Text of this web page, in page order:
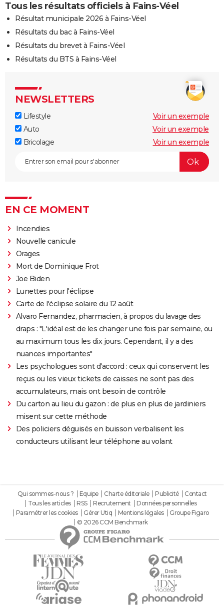
Tous les résultats officiels à Fains-Véel
Résultat municipale 2026 à Fains-Véel
Résultats du bac à Fains-Véel
Résultats du brevet à Fains-Véel
Résultats du BTS à Fains-Véel
NEWSLETTERS
Lifestyle
Voir un exemple
Auto
Voir un exemple
Bricolage
Voir un exemple
EN CE MOMENT
Incendies
Nouvelle canicule
Orages
Mort de Dominique Frot
Joe Biden
Lunettes pour l'éclipse
Carte de l'éclipse solaire du 12 août
Alvaro Fernandez, pharmacien, à propos du lavage des
draps : "L'idéal est de les changer une fois par semaine, ou
au maximum tous les dix jours. Cependant, il y a des
nuances importantes"
Les psychologues sont d'accord : ceux qui conservent les
reçus ou les vieux tickets de caisses ne sont pas des
accumulateurs, mais ont besoin de contrôle
Du carton au lieu du gazon : de plus en plus de jardiniers
misent sur cette méthode
Des policiers déguisés en buisson verbalisent les
conducteurs utilisant leur téléphone au volant
Qui sommes-nous ? Equipe Charte éditoriale Publicité
Contact
Tous les articles
RSS Recrutement
Données personnelles
Paramétrer les cookies
Gérer Utiq Mentions légales
Groupe Figaro
© 2026 CCM Benchmark